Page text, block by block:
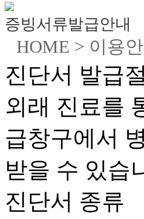
증빙서류발급안내
HOME > 이용
진단서 발급
외래 진료를
급창구에서
받을 수 있습
진단서 종류